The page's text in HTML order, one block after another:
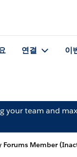
연결 이
your team and
Member